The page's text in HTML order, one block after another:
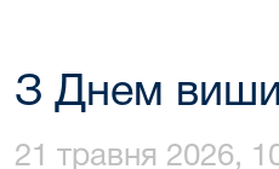
З Днем
21 травня 2026,